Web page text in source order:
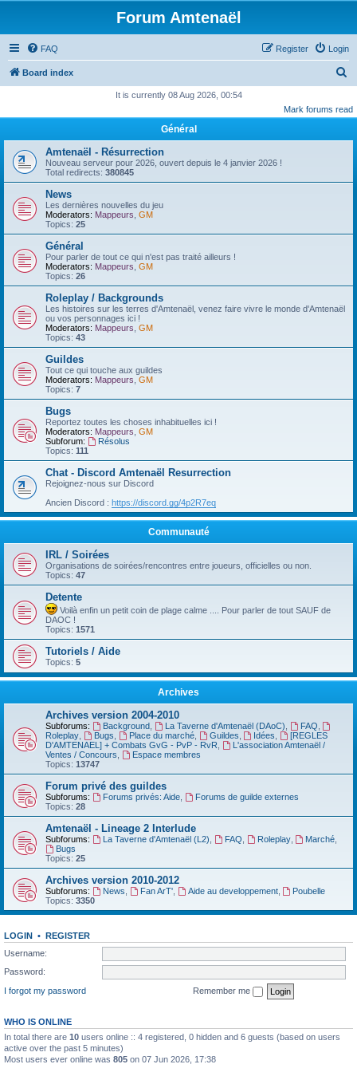
Forum Amtenaël
FAQ Login
Register
Board index
a
It is currently 08 Aug 2026, 00:54
Mark forums read
Général
Amtenaël - Résurrection
Nouveau serveur pour 2026, ouvert depuis le 4 janvier 2026 !
Total redirects: 380845
News
Les dernières nouvelles du jeu
Moderators: Mappeurs GM
Topics: 25
Général
Pour parler de tout ce qui n'est pas traité ailleurs !
Moderators: Mappeurs GM
Topics: 26
Roleplay / Backgrounds
Les histoires sur les terres d'Amtenaël, venez faire vivre le monde d'Amtenaël
ou vos personnages ici !
Moderators: Mappeurs GM
Topics: 43
Guildes
Tout ce qui touche aux guildes
Moderators: Mappeurs GM
Topics: 7
Bugs
Reportez toutes les choses inhabituelles ici !
Moderators: Mappeurs GM
Subforum:
Résolus
Topics: 111
Chat - Discord Amtenaël Resurrection
Rejoignez-nous sur Discord
Ancien Discord : https://discord.gg/4p2R7eq
Communauté
IRL / Soirées
Organisations de soirées/rencontres entre joueurs, officielles ou non.
Topics: 47
Detente
Voilà enfin un petit coin de plage calme .... Pour parler de tout SAUF de
DAOC !
Topics: 1571
Tutoriels / Aide
Topics: 5
Archives
Archives version 2004-2010
Subforums: Background, La Taverne d'Amtenaël (DAoC) FAQ
Roleplay
Bugs Place du marché, Guildes Idées
[REGLES
D'AMTENAEL] + Combats GvG - PvP - RvR
L'association Amtenaël /
Ventes / Concours
Espace membres
Topics: 13747
Forum privé des guildes
Subforums: Forums privés: Aide,
Forums de guilde externes
Topics: 28
Amtenaël - Lineage 2 Interlude
Subforums: La Taverne d'Amtenaël (L2) FAQ Roleplay, Marché
Bugs
Topics: 25
Archives version 2010-2012
Subforums: News Fan ArT', Aide au developpement,
Poubelle
Topics: 3350
LOGIN • REGISTER
Username:
Password:
I forgot my password
Remember me
WHO IS ONLINE
In total there are 10 users online :: 4 registered, 0 hidden and 6 guests (based on users
active over the past 5 minutes)
Most users ever online was 805 on 07 Jun 2026, 17:38